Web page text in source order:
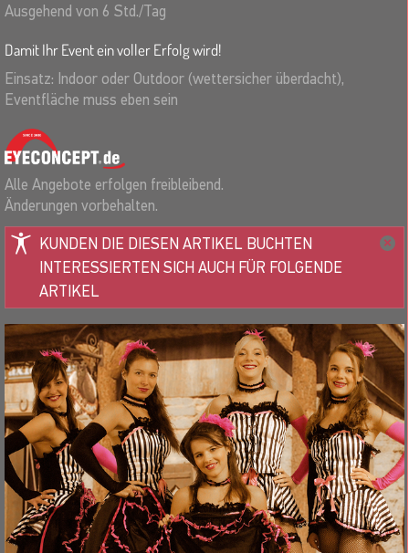
Ausgehend von 6 Std./Tag
Damit Ihr Event ein voller Erfolg wird!
Einsatz: Indoor oder Outdoor (wettersicher überdacht),
Eventfläche muss eben sein
Alle Angebote erfolgen freibleibend.
Änderungen vorbehalten.
KUNDEN DIE DIESEN ARTIKEL BUCHTEN
INTERESSIERTEN SICH AUCH FÜR FOLGENDE
ARTIKEL